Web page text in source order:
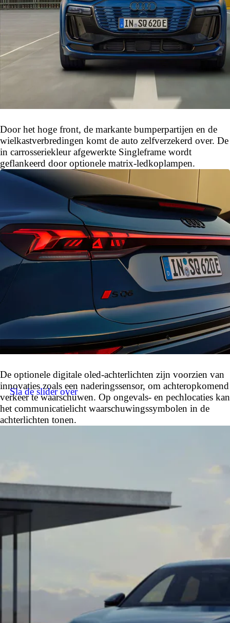
Door het hoge front, de markante bumperpartijen en de
wielkastverbredingen komt de auto zelfverzekerd over. De
in carrosseriekleur afgewerkte Singleframe wordt
geflankeerd door optionele matrix-ledkoplampen.
De optionele digitale oled-achterlichten zijn voorzien van
innovaties zoals een naderingssensor, om achteropkomend
verkeer te waarschuwen. Op ongevals- en pechlocaties kan
het communicatielicht waarschuwingssymbolen in de
achterlichten tonen.
Sla de slider over